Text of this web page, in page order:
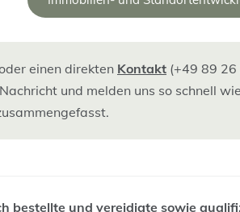
einen direkten Kontakt (+49 89
und melden uns so schnell
bestellte und vereidigte sowie